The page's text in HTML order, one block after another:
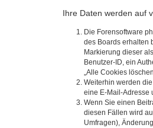
Ihre Daten werden auf
Die Forensoftware
des Boards erhalten
Markierung dieser
Benutzer-ID, ein
„Alle Cookies
Weiterhin werden
eine E-Mail-Adresse
Wenn Sie einen
diesen Fällen wird
Umfragen),